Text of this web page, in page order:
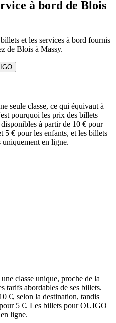
à bord de Blois
et les services à bord fournis
de Blois à Massy.
seule classe, ce qui équivaut à
pourquoi les prix des billets
à partir de 10 € pour
5 € pour les enfants, et les billets
en ligne.
classe unique, proche de la
tarifs abordables de ses billets.
€, selon la destination, tandis
5 €. Les billets pour OUIGO
ligne.